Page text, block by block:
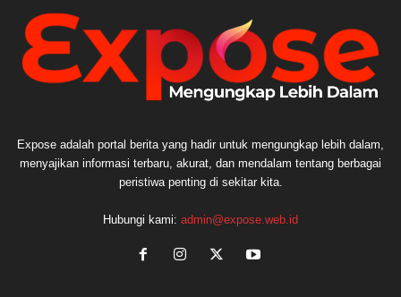
Expose adalah portal berita yang hadir untuk mengungkap lebih dalam,
menyajikan informasi terbaru, akurat, dan mendalam tentang berbagai
peristiwa penting di sekitar kita.
Hubungi kami: admin@expose.web.id